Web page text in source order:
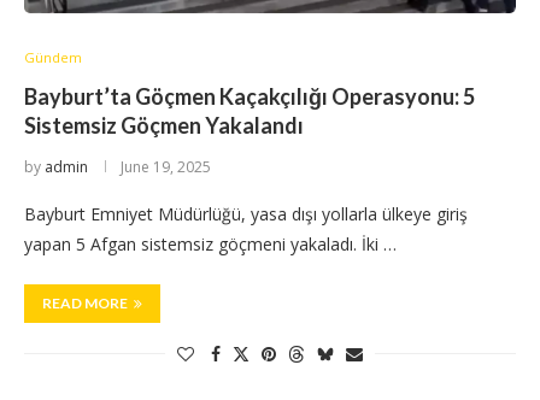
Gündem
Bayburt’ta Göçmen Kaçakçılığı Operasyonu: 5
Sistemsiz Göçmen Yakalandı
by admin June 19, 2025
Bayburt Emniyet Müdürlüğü, yasa dışı yollarla ülkeye giriş
yapan 5 Afgan sistemsiz göçmeni yakaladı. İki …
READ MORE